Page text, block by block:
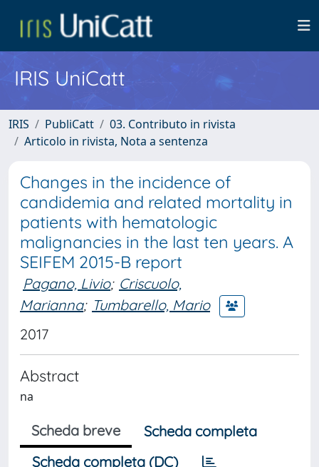
IRIS UniCatt
IRIS PubliCatt
03. Contributo in rivista
Articolo in rivista, Nota a sentenza
Changes in the incidence of
candidemia and related mortality in
patients with hematologic
malignancies in the last ten years. A
SEIFEM 2015-B report
Pagano, Livio; Criscuolo,
Marianna; Tumbarello, Mario
2017
Abstract
na
Scheda breve
Scheda completa
Scheda completa (DC)